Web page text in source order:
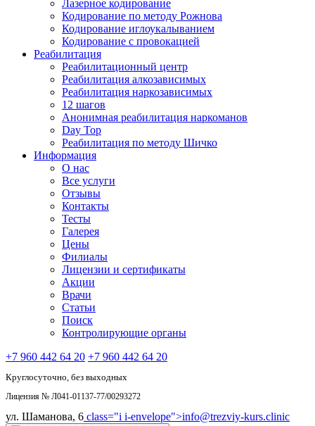
Лазерное кодирование
Кодирование по методу Рожнова
Кодирование иглоукалыванием
Кодирование с провокацией
Реабилитация
Реабилитационный центр
Реабилитация алкозависимых
Реабилитация наркозависимых
12 шагов
Анонимная реабилитация наркоманов
Day Top
Реабилитация по методу Шичко
Информация
О нас
Все услуги
Отзывы
Контакты
Тесты
Галерея
Цены
Филиалы
Лицензии и сертификаты
Акции
Врачи
Статьи
Поиск
Контролирующие органы
+7 960 442 64 20 +7 960 442 64 20
Круглосуточно, без выходных
Лицензия № Л041-01137-77/00293272
ул. Шаманова, 6 class="i i-envelope">info@trezviy-kurs.clinic